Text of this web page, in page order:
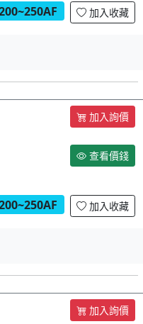
加入收藏
加入詢價
查看價錢
加入收藏
加入詢價